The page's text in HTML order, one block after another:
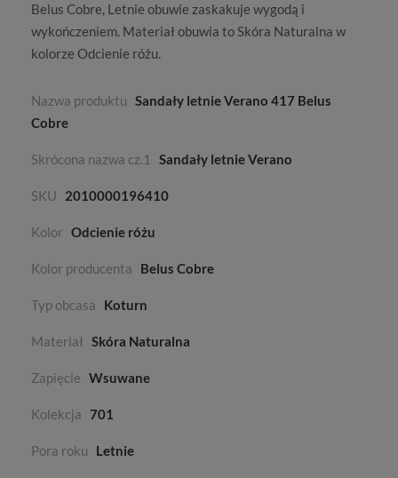
Belus Cobre, Letnie obuwie zaskakuje wygodą i
wykończeniem. Materiał obuwia toSkóra Naturalna w
kolorze Odcienie różu.
Nazwa produktu Sandały letnie Verano 417 Belus
Cobre
Skrócona nazwa cz.1 Sandały letnie Verano
SKU 2010000196410
Kolor Odcienie różu
Kolor producenta Belus Cobre
Typ obcasa Koturn
Materiał Skóra Naturalna
Zapięcie Wsuwane
Kolekcja 701
Pora roku Letnie